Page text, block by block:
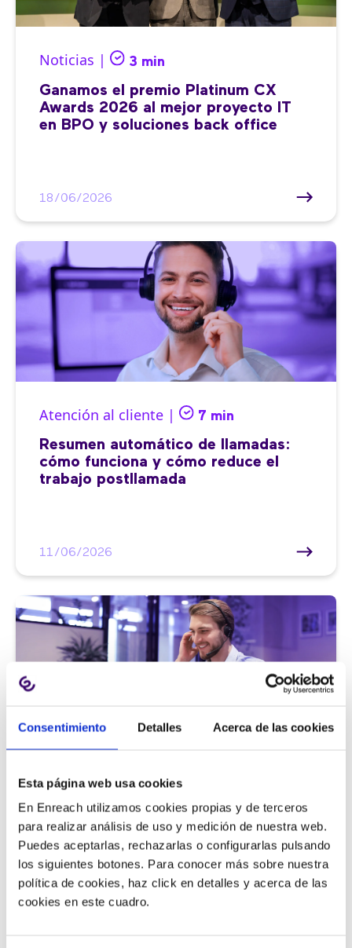
Consentimiento Detalles Acerca de las cookies
Esta página web usa cookies
En Enreach utilizamos cookies propias y de terceros
para realizar análisis de uso y medición de nuestra web.
Puedes aceptarlas, rechazarlas o configurarlas pulsando
los siguientes botones. Para conocer más sobre nuestra
política de cookies, haz click en detalles y acerca de las
cookies en este cuadro.
Noticias | 3 min
Ganamos el premio Platinum CX
Awards 2026 al mejor proyecto IT
en BPO y soluciones back office
18/06/2026
Atención al cliente | 7 min
Resumen automático de llamadas:
cómo funciona y cómo reduce el
trabajo postllamada
11/06/2026
9 métricas de call center para medir
la satisfacción del cliente
11/06/2026